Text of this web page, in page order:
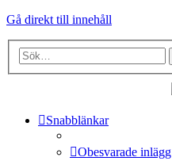
Gå direkt till innehåll
Snabblänkar
Obesvarade inlägg